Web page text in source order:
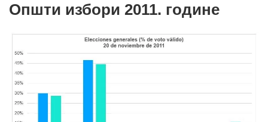
Општи избори 2011. године